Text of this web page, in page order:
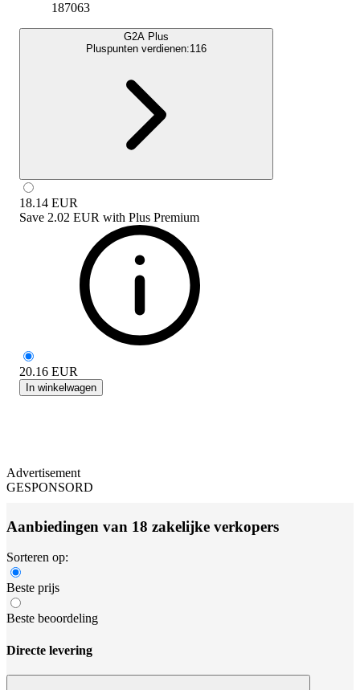
187063
G2A Plus
Pluspunten verdienen:116
18.14 EUR
Save 2.02 EUR with Plus Premium
20.16 EUR
In winkelwagen
Advertisement
GESPONSORD
Aanbiedingen van 18 zakelijke verkopers
Sorteren op:
Beste prijs
Beste beoordeling
Directe levering